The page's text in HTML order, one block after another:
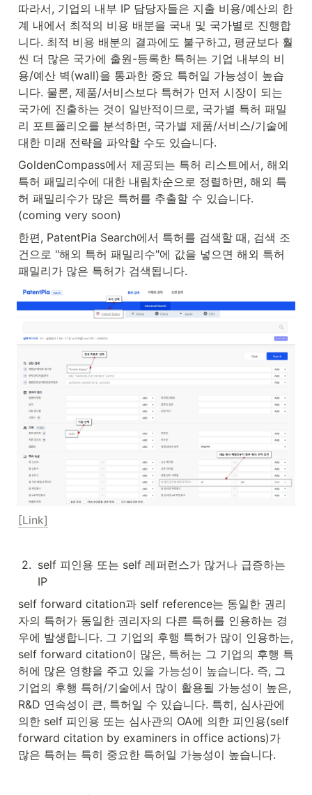
따라서, 기업의 내부 IP 담당자들은 지출 비용/예산의 한
계 내에서 최적의 비용 배분을 국내 및 국가별로 진행합
니다. 최적 비용 배분의 결과에도 불구하고, 평균보다 훨
씬 더 많은 국가에 출원-등록한 특허는 기업 내부의 비
용/예산 벽(wall)을 통과한 중요 특허일 가능성이 높습
니다. 물론, 제품/서비스보다 특허가 먼저 시장이 되는
국가에 진출하는 것이 일반적이므로, 국가별 특허 패밀
리 포트폴리오를 분석하면, 국가별 제품/서비스/기술에
대한 미래 전략을 파악할 수도 있습니다.
GoldenCompass에서 제공되는 특허 리스트에서, 해외
특허 패밀리수에 대한 내림차순으로 정렬하면, 해외 특
허 패밀리수가 많은 특허를 추출할 수 있습니다.
(coming very soon)
한편, PatentPia Search에서 특허를 검색할 때, 검색 조
건으로 "해외 특허 패밀리수"에 값을 넣으면 해외 특허
패밀리가 많은 특허가 검색됩니다.
[Link]
2. self 피인용 또는 self 레퍼런스가 많거나 급증하는
IP
self forward citation과 self reference는 동일한 권리
자의 특허가 동일한 권리자의 다른 특허를 인용하는 경
우에 발생합니다. 그 기업의 후행 특허가 많이 인용하는,
self forward citation이 많은, 특허는 그 기업의 후행 특
허에 많은 영향을 주고 있을 가능성이 높습니다. 즉, 그
기업의 후행 특허/기술에서 많이 활용될 가능성이 높은,
R&D 연속성이 큰, 특허일 수 있습니다. 특히, 심사관에
의한 self 피인용 또는 심사관의 OA에 의한 피인용(self
forward citation by examiners in office actions)가
많은 특허는 특히 중요한 특허일 가능성이 높습니다.